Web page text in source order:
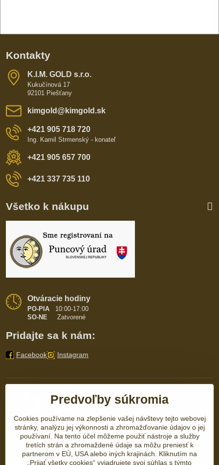
Kontakty
K​​.I​​.M​​. GOLD s​​.r​​.o​​.
Kukučínová 17
92101 Piešťany
kimgold​@kimgold​.sk
+421 905 718 720
Ing. Kamil Strmenský - konateľ
+421 905 657 700
+421 337 735 110
Všetko k nákupu
Otváracie hodiny
PO-PIA
10:00-17:00
SO-NE Zatvorené
Pridajte sa k nám:
Facebook Instagram
Predvoľby súkromia
Cookies používame na zlepšenie vašej návštevy tejto webovej
stránky, analýzu jej výkonnosti a zhromažďovanie údajov o jej
používaní. Na tento účel môžeme použiť nástroje a služby
tretích strán a zhromaždené údaje sa môžu preniesť k
partnerom v EÚ, USA alebo iných krajinách. Kliknutím na
„Prijať všetky cookies“ vyjadrujete svoj súhlas s týmto